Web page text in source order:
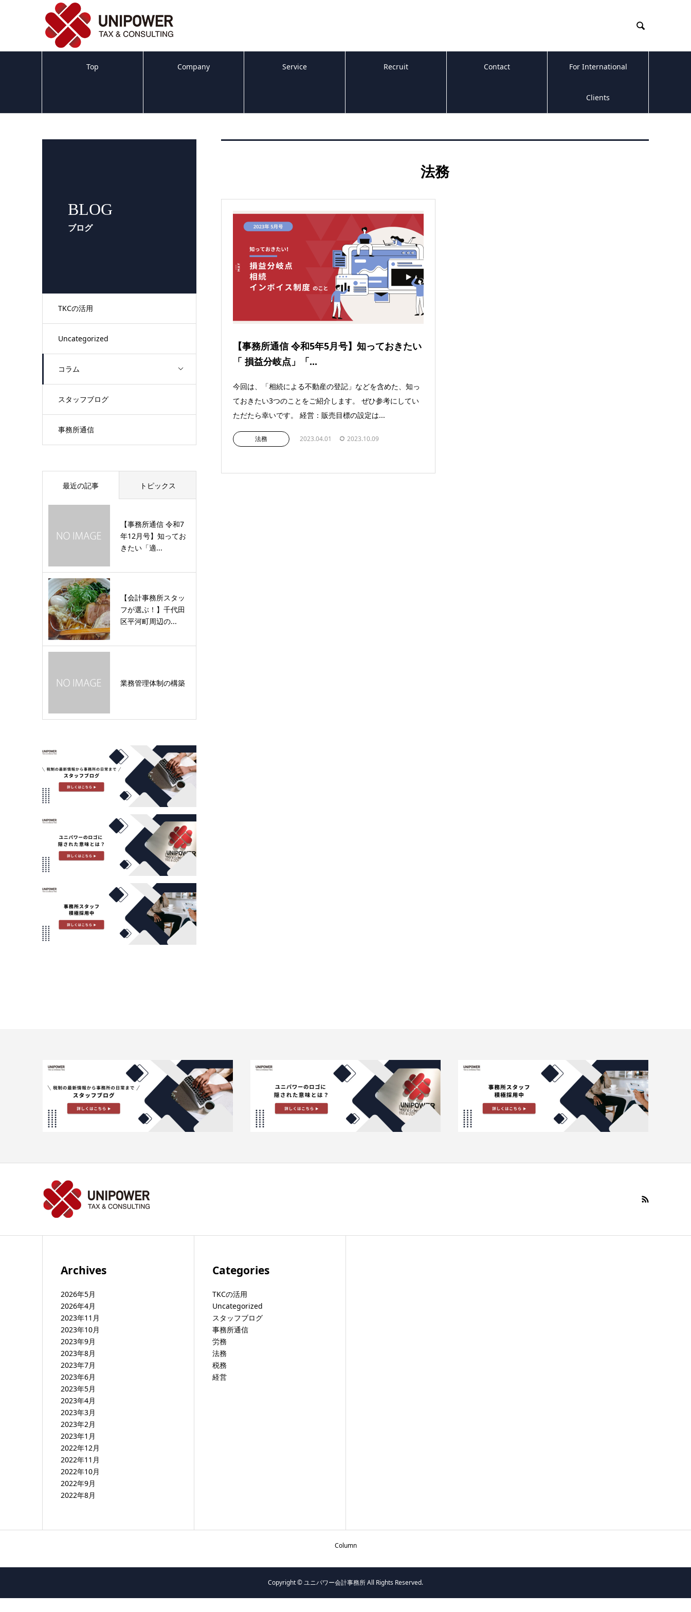

Top Company Service Recruit Contact For International
Clients
BLOG
ブログ
TKCの活用
Uncategorized
コラム
スタッフブログ
事務所通信
法務
【事務所通信 令和5年5月号】知っておきたい
「 損益分岐点」「...
今回は、「相続による不動産の登記」などを含めた、知っ
ておきたい3つのことをご紹介します。 ぜひ参考にしてい
ただたら幸いです。 経営：販売目標の設定は...
法務 2023.04.01 2023.10.09
最近の記事 トピックス
【事務所通信 令和7
年12月号】知ってお
きたい「適...
【会計事務所スタッ
フが選ぶ！】千代田
区平河町周辺の...
業務管理体制の構築
Archives
2026年5月
2026年4月
2023年11月
2023年10月
2023年9月
2023年8月
2023年7月
2023年6月
2023年5月
2023年4月
2023年3月
2023年2月
2023年1月
2022年12月
2022年11月
2022年10月
2022年9月
2022年8月
Categories
TKCの活用
Uncategorized
スタッフブログ
事務所通信
労務
法務
税務
経営
Column
Copyright © ユニパワー会計事務所 All Rights Reserved.